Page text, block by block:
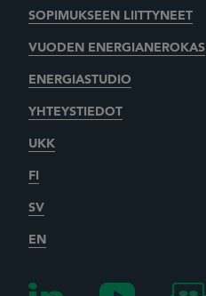
SOPIMUKSEEN LIITTYNEET
VUODEN ENERGIANEROKAS
ENERGIASTUDIO
YHTEYSTIEDOT
UKK
FI
SV
EN